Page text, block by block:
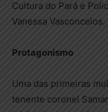
Cultura do Pará e
Vanessa Vasconcelos.
Protagonismo
Uma das primeiras
tenente coronel